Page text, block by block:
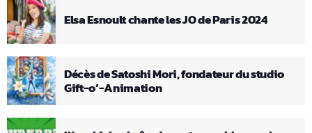
Elsa Esnoult chante les JO de Paris 2024
Décès de Satoshi Mori, fondateur du studio
Gift-o’-Animation